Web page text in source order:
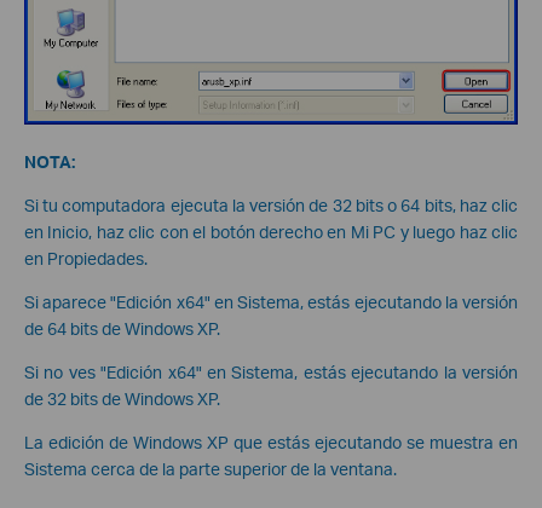
NOTA:
Si tu computadora ejecuta la versión de 32 bits o 64 bits, haz clic
en Inicio, haz clic con el botón derecho en Mi PC y luego haz clic
en Propiedades.
Si aparece "Edición x64" en Sistema, estás ejecutando la versión
de 64 bits de Windows XP.
Si no ves "Edición x64" en Sistema, estás ejecutando la versión
de 32 bits de Windows XP.
La edición de Windows XP que estás ejecutando se muestra en
Sistema cerca de la parte superior de la ventana.